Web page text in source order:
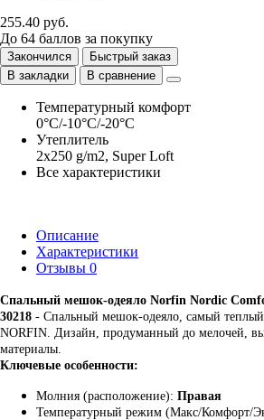
255.40 руб.
До 64 баллов за покупку
Закончился
Быстрый заказ
В закладки
В сравнение
Температурный комфорт
0°C/-10°C/-20°C
Утеплитель
2x250 g/m2, Super Loft
Все характеристики
Описание
Характеристики
Отзывы 0
Спальный мешок-одеяло Norfin Nordic
30218 - Спальный мешок-одеяло, самый теплый
NORFIN. Дизайн, продуманный до мелочей,
материалы.
Ключевые особенности:
Молния (расположение): Правая
Температурный режим (Макс/Комфорт/